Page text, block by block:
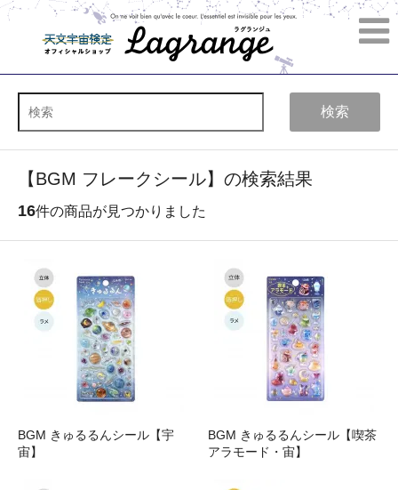
検索
【BGM フレークシール】の検索結果
16件の商品が見つかりました
BGM きゅるるんシール【宇
宙】
BGM きゅるるんシール【喫茶
アラモード・宙】